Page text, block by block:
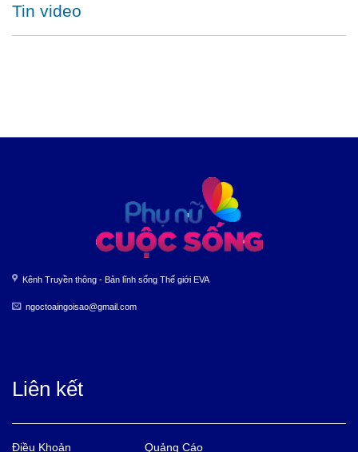
Tin video
Kênh Truyền thông - Bản lĩnh sống Thế giới EVA
ngoctoaingoisao@gmail.com
Liên kết
Điều Khoản Quảng Cáo